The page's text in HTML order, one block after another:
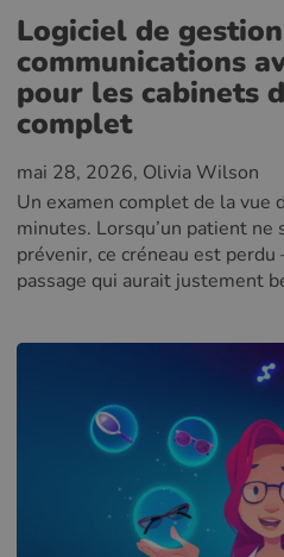
Logiciel de
communications
pour les cabinets
complet
mai 28, 2026, Olivia Wilson
Un examen complet de la vue
minutes. Lorsqu’un patient ne
prévenir, ce créneau est
passage qui aurait justement